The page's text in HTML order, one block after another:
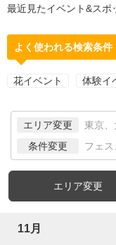
最近見たイベント&スポ
よく使われる検索条件
花イベント 体験イ
エリア変更 東京、
条件変更 フェ
エリア変更
11月